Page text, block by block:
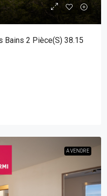
Bains 2 Pièce(s) 38.15
A VENDRE